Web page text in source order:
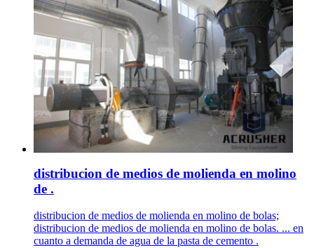
distribucion de medios de molienda en molino
de .
distribucion de medios de molienda en molino de bolas;
distribucion de medios de molienda en molino de bolas. ... en
cuanto a demanda de agua de la pasta de cemento .